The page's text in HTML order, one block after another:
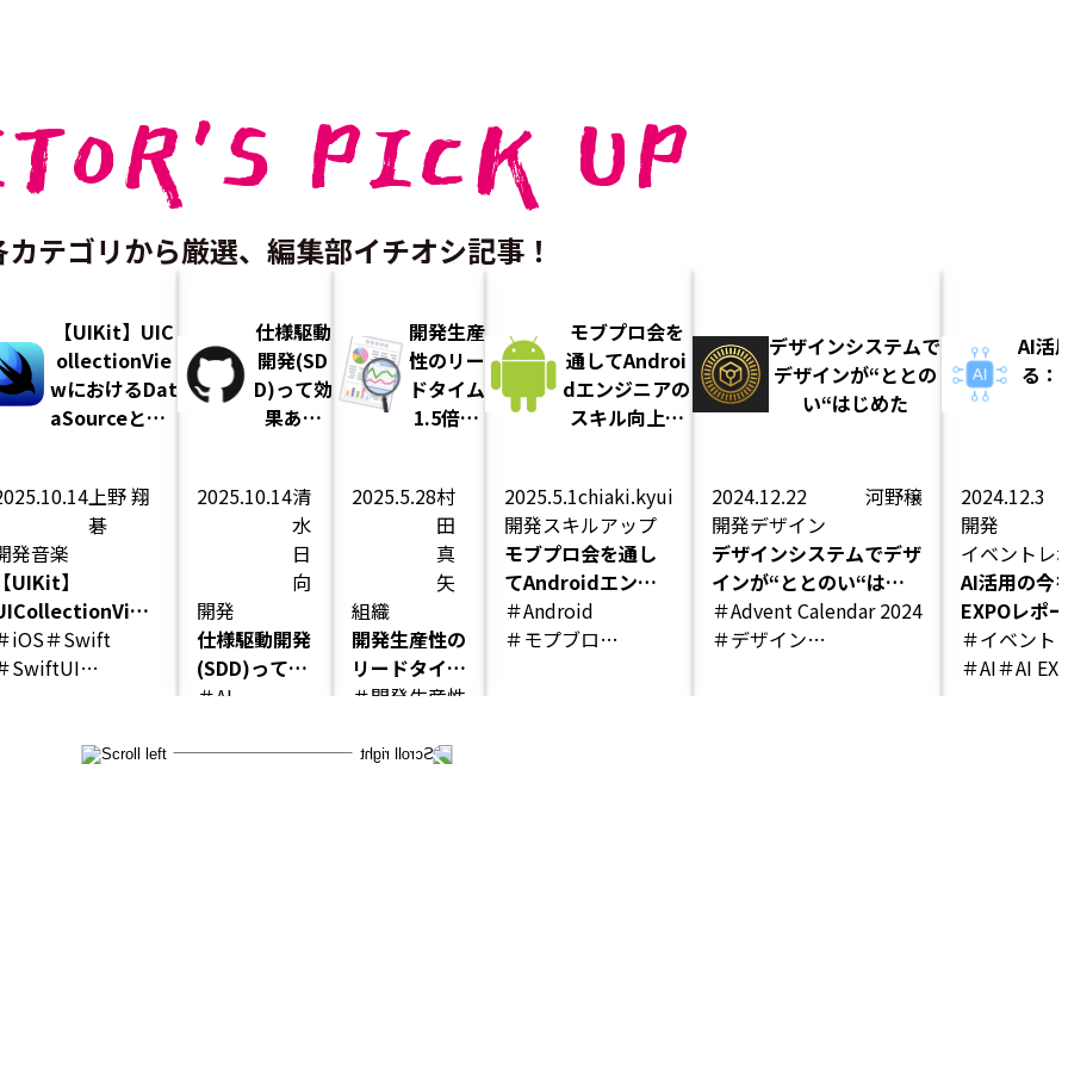
PICK UP
カテゴリから厳選、編集部イチオシ記事！
【UIKit】UIC
ollectionVie
wにおけるDat
aSourceとDel
上野 翔
碁
発音楽
UIKit】
おける
と
iOS＃Swift
SwiftUI
仕様駆動
開発(SD
D)って効
果ある
使ってT
ODOア
プリを作
ってみ
2025.10.14清
水
日
向
開発
仕様駆動開発
(SDD)って効
果あるの？
使ってTODO
＃AI
＃Spec Kit
開発生産
性のリー
ドタイム
1.5倍・
倍！実践
した開発
生産性改
善施策の
2025.5.28村
田
真
矢
組織
開発生産性の
リードタイム
1.5倍・デプ
倍！実践した
＃開発生産性
モブプロ会を
通してAndroi
dエンジニアの
スキル向上を
2025.5.1chiaki.kyui
開発スキルアップ
モブプロ会を通し
てAndroidエンジ
ニアのスキル向上
を図ってみた
＃Android
＃モプブロ
デザインシステムで
デザインが“ととの
い“はじめた
2024.12.22
河野穣
開発デザイン
デザインシステムでデザ
インが“ととのい“はじ
めた
＃Advent Calendar 2024
＃デザイン
AI活
る：
2024.12.3
開発
イベントレ
AI活用の今
EXPOレポ
＃イベント
＃AI＃AI